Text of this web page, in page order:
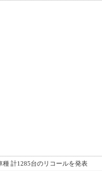
種 計1285台のリコールを発表